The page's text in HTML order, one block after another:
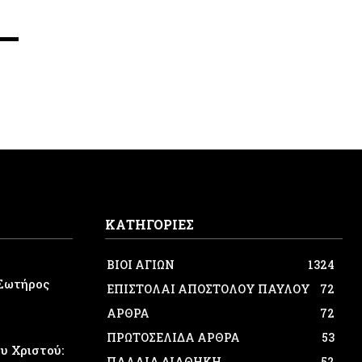
Χριστού:
ΚΑΤΗΓΟΡΙΕΣ
ΒΙΟΙ ΑΓΙΩΝ
1324
ΕΠΙΣΤΟΛΑΙ ΑΠΟΣΤΟΛΟΥ ΠΑΥΛΟΥ
72
ΑΡΘΡΑ
72
ΠΡΩΤΟΣΕΛΙΔΑ ΑΡΘΡΑ
53